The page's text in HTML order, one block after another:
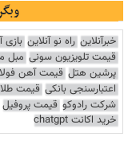
خبرآنلاین راه نو آنلاین بازی
قیمت تلویزیون سونی مبل
پرشین هتل قیمت آهن
اعتبارسنجی بانکی قیمت طلا
شرکت رادوکو قیمت پروفیل
خرید اکانت chatgpt